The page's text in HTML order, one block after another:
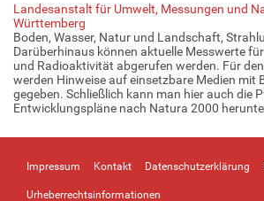
Landesanstalt für Umwelt, Messungen und
Württemberg
Boden, Wasser, Natur und Landschaft,
Darüberhinaus können aktuelle Messwerte für
und Radioaktivität abgerufen werden. Für
werden Hinweise auf einsetzbare Medien mit
gegeben. Schließlich kann man hier auch die
Entwicklungspläne nach Natura 2000
Impressum Kontakt Datenschutzerklärung
Urheberrechtsinformationen